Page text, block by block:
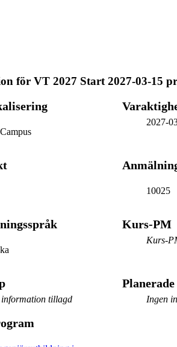
för VT 2027 Start 2027-03-15
2027-
10025
Kurs-PM
Kurs-
information tillagd Ingen